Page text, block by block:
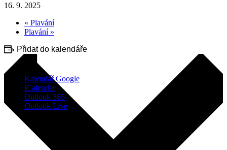
16. 9. 2025
« Plavání
Plavání »
Přidat do kalendáře
Kalendář Google
iCalendar
Outlook 365
Outlook Live